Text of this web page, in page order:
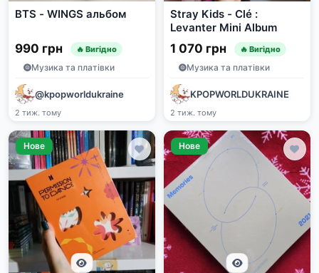
BTS - WINGS альбом
990 грн 🔥 Вигідно
Музика та платівки
@kpopworldukraine
2 тиж. тому
Stray Kids - Clé :
Levanter Mini Album
1 070 грн 🔥 Вигідно
Музика та платівки
KPOPWORLDUKRAINE
2 тиж. тому
Нове Нове